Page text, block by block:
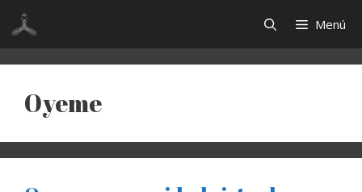
Saltar
contenido
Menú
Oyeme